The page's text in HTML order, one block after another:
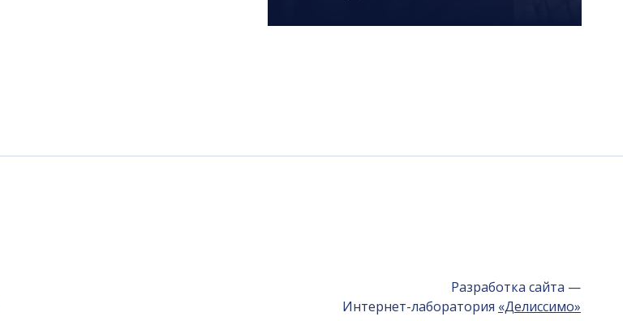
Разработка сайта —
Интернет-лаборатория «Делиссимо»